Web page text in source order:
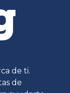
de ti.
de